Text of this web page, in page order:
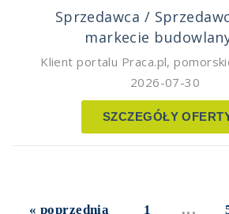
Sprzedawca /
markecie
Klient portalu Praca.pl,
2026-07-30
SZCZEGÓŁY
« poprzednia 1 ...